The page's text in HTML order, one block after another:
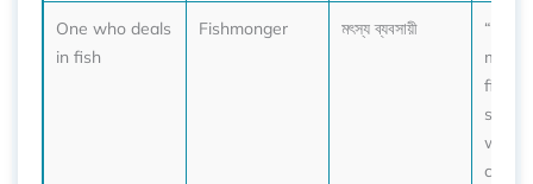
One who deals
in fish
Fishmonger মৎস্য ব্যবসায়ী
“Every
with